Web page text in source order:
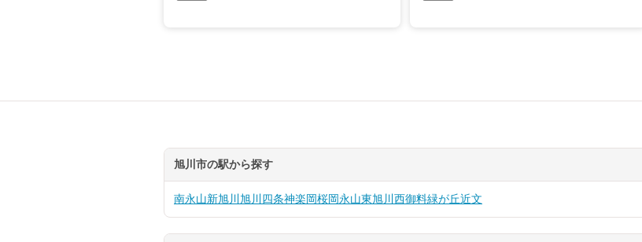
旭川市の駅から探す
南永山新旭川 旭川四条神楽岡桜岡永山東旭川 西御料緑が丘近文